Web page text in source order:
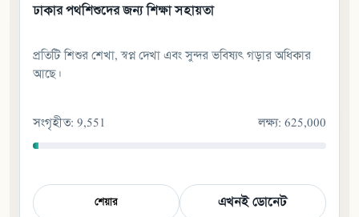
ঝুঁকিপূর্ণ পরিবারের জন্য জীবিকায়ন সহায়তা
একটি পরিবারকে মর্যাদার সাথে আয় করার সুযোগ করে দেওয়া
সবচেয়ে শক্তিশালী সহায়তার একটি রূপ।
সংগৃহীত: 248,500 লক্ষ্য: 900,000
শেয়ার এখনই ডোনেট